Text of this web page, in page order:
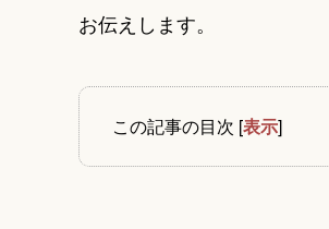
お伝えします。
この記事の目次 [表示]